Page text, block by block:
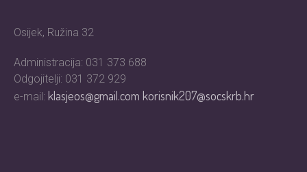
Osijek, Ružina 32
Administracija: 031 373 688
Odgojitelji: 031 372 929
e-mail: klasjeos@gmail.comkorisnik207@socskrb.hr